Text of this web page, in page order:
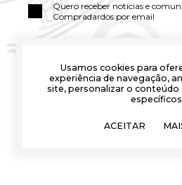
Usamos cookies para
experiência de navegação,
site, personalizar o conteúdo
ACEITAR
Quero receber notícias e
Compradardos por email